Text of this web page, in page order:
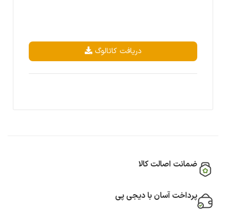
دریافت کاتالوگ
ضمانت اصالت کالا
پرداخت آسان با دیجی پی